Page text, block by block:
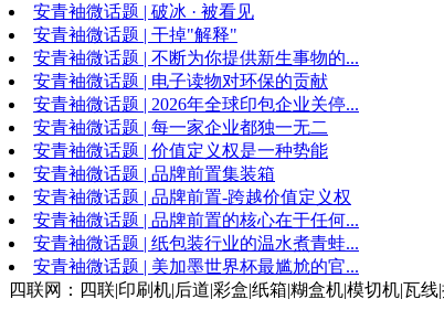
安青袖微话题 | 破冰 · 被看见
安青袖微话题 | 干掉"解释"
安青袖微话题 | 不断为你提供新生事物的...
安青袖微话题 | 电子读物对环保的贡献
安青袖微话题 | 2026年全球印包企业关停...
安青袖微话题 | 每一家企业都独一无二
安青袖微话题 | 价值定义权是一种势能
安青袖微话题 | 品牌前置集装箱
安青袖微话题 | 品牌前置-跨越价值定义权
安青袖微话题 | 品牌前置的核心在于任何...
安青袖微话题 | 纸包装行业的温水煮青蛙...
安青袖微话题 | 美加墨世界杯最尴尬的官...
四联网：四联|印刷机|后道|彩盒|纸箱|糊盒机|模切机|瓦